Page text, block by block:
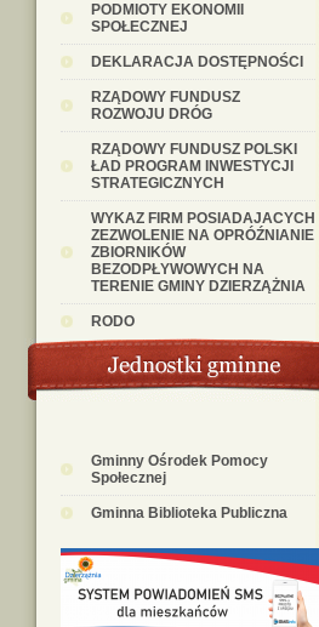
PODMIOTY EKONOMII
SPOŁECZNEJ
DEKLARACJA DOSTĘPNOŚCI
RZĄDOWY FUNDUSZ
ROZWOJU DRÓG
RZĄDOWY FUNDUSZ POLSKI
ŁAD PROGRAM INWESTYCJI
STRATEGICZNYCH
WYKAZ FIRM POSIADAJACYCH
ZEZWOLENIE NA OPRÓŹNIANIE
ZBIORNIKÓW
BEZODPŁYWOWYCH NA
TERENIE GMINY DZIERZĄŻNIA
RODO
Gminny Ośrodek Pomocy
Społecznej
Gminna Biblioteka Publiczna